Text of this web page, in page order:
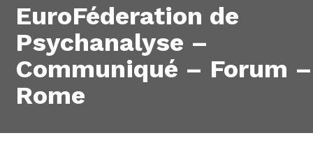
EuroFéderation de
Psychanalyse –
Communiqué – Forum –
Rome